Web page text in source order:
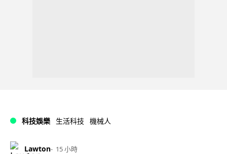
科技娛樂 生活科技 機械人
Lawton 15 小時